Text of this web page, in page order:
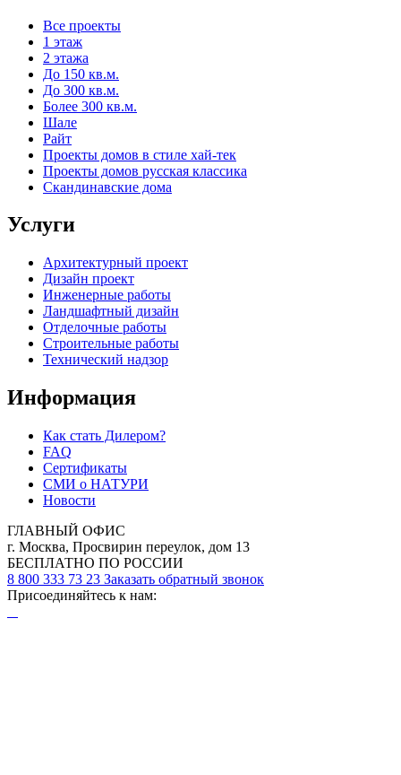
Все проекты
1 этаж
2 этажа
До 150 кв.м.
До 300 кв.м.
Более 300 кв.м.
Шале
Райт
Проекты домов в стиле хай-тек
Проекты домов русская классика
Скандинавские дома
Услуги
Архитектурный проект
Дизайн проект
Инженерные работы
Ландшафтный дизайн
Отделочные работы
Строительные работы
Технический надзор
Информация
Как стать Дилером?
FAQ
Сертификаты
СМИ о НАТУРИ
Новости
ГЛАВНЫЙ ОФИС
г. Москва, Просвирин переулок, дом 13
БЕСПЛАТНО ПО РОССИИ
8 800 333 73 23 Заказать обратный звонок
Присоединяйтесь к нам: